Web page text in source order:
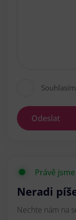
Odeslat
Právě
Neradi
Nechte nám na